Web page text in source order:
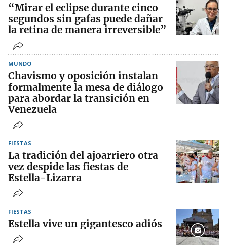
“Mirar el eclipse durante cinco
segundos sin gafas puede dañar
la retina de manera irreversible”
MUNDO
Chavismo y oposición instalan
formalmente la mesa de diálogo
para abordar la transición en
Venezuela
FIESTAS
La tradición del ajoarriero otra
vez despide las fiestas de
Estella-Lizarra
FIESTAS
Estella vive un gigantesco adiós